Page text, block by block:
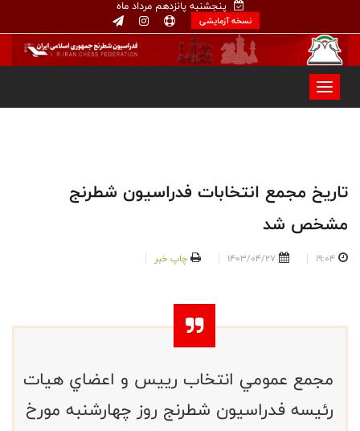
پنجشنبه پانزدهم مرداد ماه
نسخه آزمایشی
تاریخ مجمع انتخابات فدراسیون شطرنج
مشخص شد
19:04
1403/04/27 چاپ خبر
مجمع عمومي انتخاب رييس و اعضاي هيات
رئيسه فدراسيون شطرنج روز چهارشنبه مورخ